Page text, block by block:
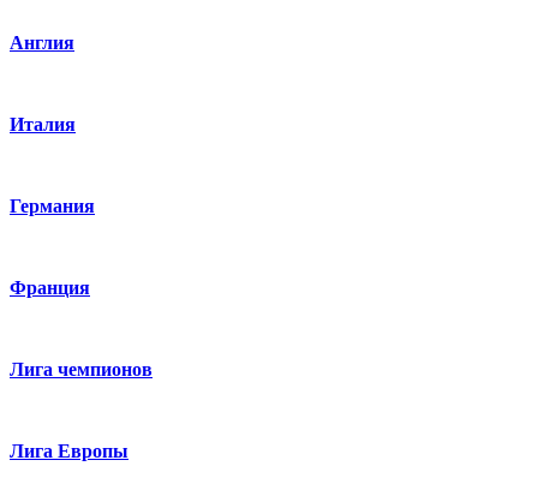
Англия
Италия
Германия
Франция
Лига чемпионов
Лига Европы